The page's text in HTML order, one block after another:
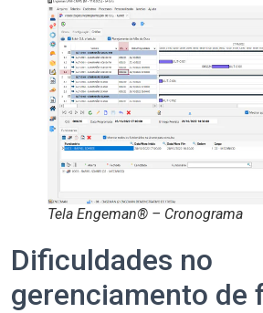
Tela Engeman® – Cronograma
Dificuldades no
gerenciamento de